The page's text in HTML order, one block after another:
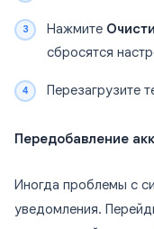
Нажмите
сбросятся
Перезагрузите
Передобавление
Иногда проблемы с
уведомления.